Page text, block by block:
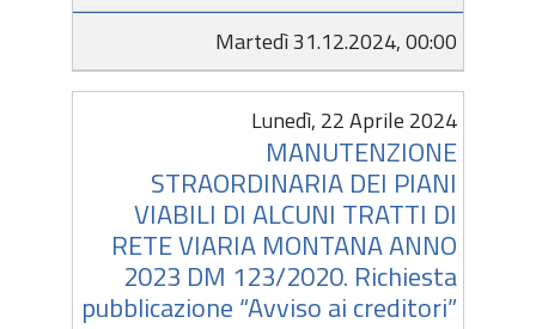
Martedì 31.12.2024, 00:00
Lunedì, 22 Aprile 2024
MANUTENZIONE
STRAORDINARIA DEI PIANI
VIABILI DI ALCUNI TRATTI DI
RETE VIARIA MONTANA ANNO
2023 DM 123/2020. Richiesta
pubblicazione “Avviso ai creditori”